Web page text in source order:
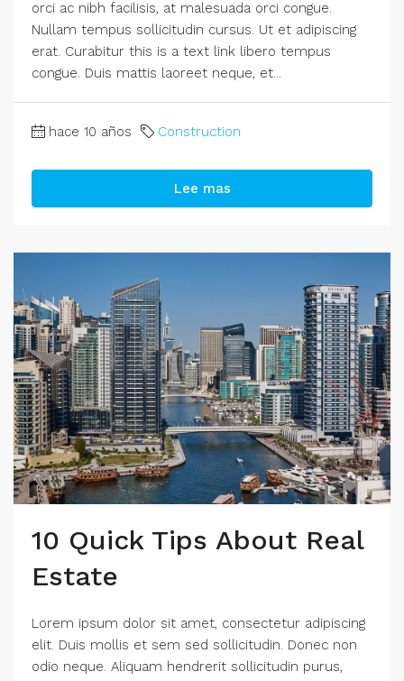
orci ac nibh facilisis, at malesuada orci congue.
Nullam tempus sollicitudin cursus. Ut et adipiscing
erat. Curabitur this is a text link libero tempus
congue. Duis mattis laoreet neque, et...
hace 10 años Construction
Lee mas
10 Quick Tips About Real
Estate
Lorem ipsum dolor sit amet, consectetur adipiscing
elit. Duis mollis et sem sed sollicitudin. Donec non
odio neque. Aliquam hendrerit sollicitudin purus,